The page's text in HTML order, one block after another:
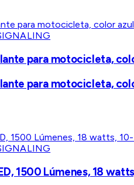
para motocicleta,
para motocicleta,
1500 Lúmenes, 18